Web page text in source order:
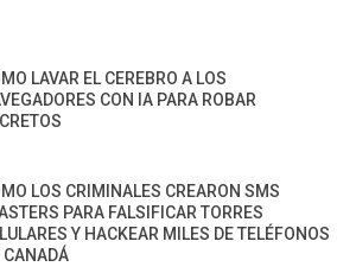
LAVAR EL CEREBRO A LOS
CON IA PARA ROBAR
LOS CRIMINALES CREARON SMS
PARA FALSIFICAR TORRES
Y HACKEAR MILES DE TELÉFONOS
CANADÁ